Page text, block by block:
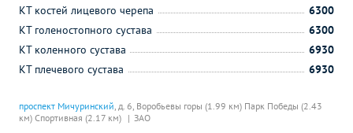
проспект Мичуринский, д. 6, Воробьевы горы (1.99 км) Парк Победы (2.43
км) Спортивная (2.17 км) ЗАО
КТ костей лицевого черепа
6300
КТ голеностопного сустава
6300
КТ коленного сустава
6930
КТ плечевого сустава
6930